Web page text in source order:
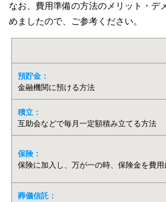
なお、費用準備の方法のメリット・デ
めましたので、ご参考ください。
預貯金：
金融機関に預ける方法
積立：
互助会などで毎月一定額積み立てる方法
保険：
保険に加入し、万が一の時、保険金を費
葬儀信託：